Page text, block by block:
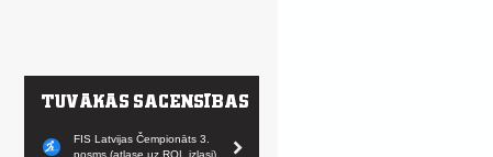
FIS Latvijas Čempionāts 3.
posms (atlase uz ROL izlasi)